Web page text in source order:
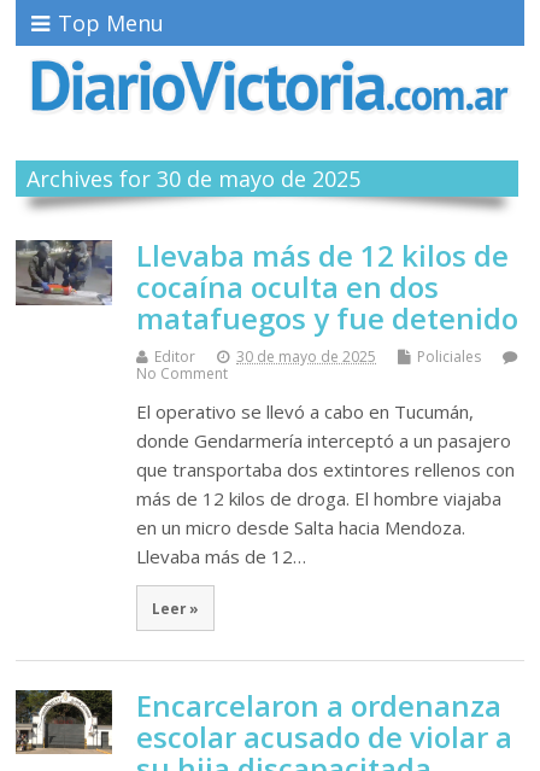
Top Menu
Archives for 30 de mayo de 2025
Llevaba más de 12 kilos de
cocaína oculta en dos
matafuegos y fue detenido
Editor 30 de mayo de 2025
Policiales
No Comment
El operativo se llevó a cabo en Tucumán,
donde Gendarmería interceptó a un pasajero
que transportaba dos extintores rellenos con
más de 12 kilos de droga. El hombre viajaba
en un micro desde Salta hacia Mendoza.
Llevaba más de 12…
Leer »
Encarcelaron a ordenanza
escolar acusado de violar a